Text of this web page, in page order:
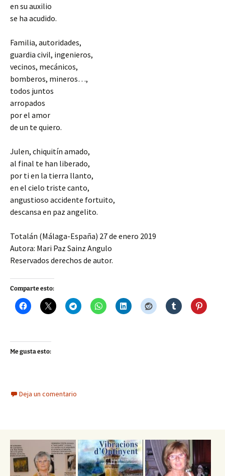
en su auxilio
se ha acudido.
Familia, autoridades,
guardia civil, ingenieros,
vecinos, mecánicos,
bomberos, mineros…,
todos juntos
arropados
por el amor
de un te quiero.
Julen, chiquitín amado,
al final te han liberado,
por ti en la tierra llanto,
en el cielo triste canto,
angustioso accidente fortuito,
descansa en paz angelito.
Totalán (Málaga-España) 27 de enero 2019
Autora: Mari Paz Sainz Angulo
Reservados derechos de autor.
Comparte esto:
Me gusta esto:
Deja un comentario